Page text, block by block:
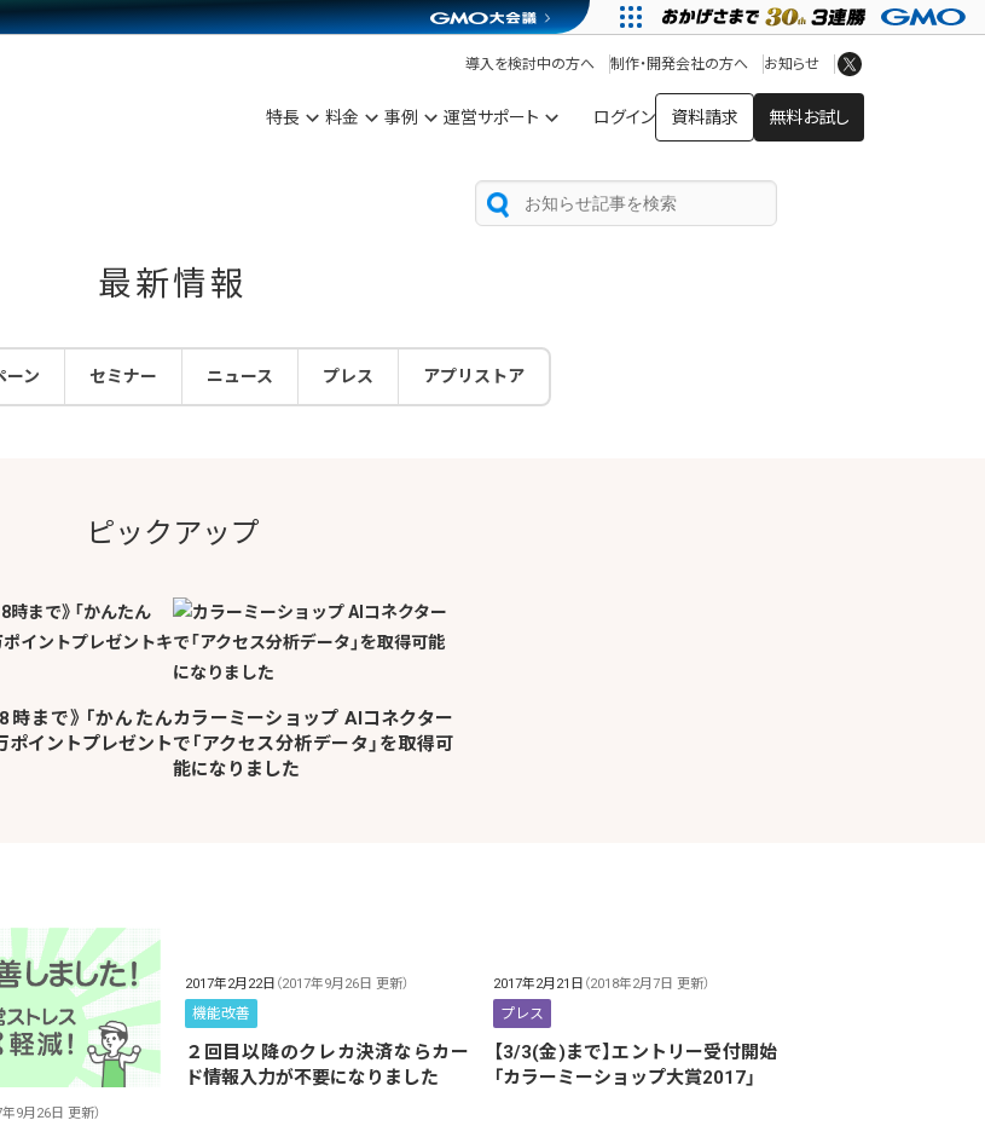
特長 料金 事例 運営サポート ログイン 資料請求 無料お試し
導入を検討中の方へ 制作・開発会社の方へ お知らせ
雑貨販売 アプリストア
料金シミュレーション
ヘルプを見る
ヘルプセンター
最新情報
ーン セミナー ニュース プレス アプリストア
ピックアップ
時まで》「かんたん
ポイントプレゼント
カラーミーショップ AIコネクター
で「アクセス分析データ」を取得可
能になりました
年9月26日 更新）
2017年2月22日 （2017年9月26日 更新）
機能改善
２回目以降のクレカ決済ならカー
ド情報入力が不要になりました
2017年2月21日 （2018年2月7日 更新）
プレス
【3/3(金)まで】エントリー受付開始
「カラーミーショップ大賞2017」